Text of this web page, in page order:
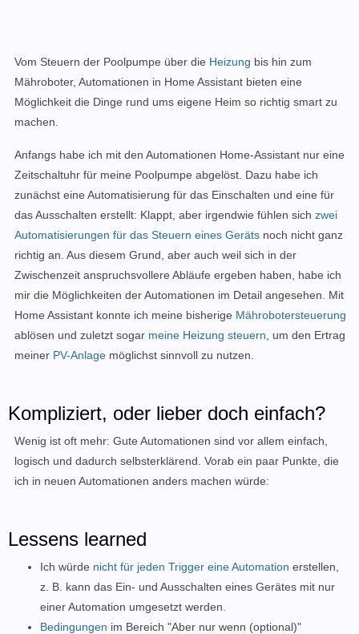
Vom Steuern der Poolpumpe über die Heizung bis hin zum
Mähroboter, Automationen in Home Assistant bieten eine
Möglichkeit die Dinge rund ums eigene Heim so richtig smart zu
machen.
Anfangs habe ich mit den Automationen Home-Assistant nur eine
Zeitschaltuhr für meine Poolpumpe abgelöst. Dazu habe ich
zunächst eine Automatisierung für das Einschalten und eine für
das Ausschalten erstellt: Klappt, aber irgendwie fühlen sich zwei
Automatisierungen für das Steuern eines Geräts noch nicht ganz
richtig an. Aus diesem Grund, aber auch weil sich in der
Zwischenzeit anspruchsvollere Abläufe ergeben haben, habe ich
mir die Möglichkeiten der Automationen im Detail angesehen. Mit
Home Assistant konnte ich meine bisherige Mährobotersteuerung
ablösen und zuletzt sogar meine Heizung steuern , um den Ertrag
meiner PV-Anlage möglichst sinnvoll zu nutzen.
Kompliziert, oder lieber doch einfach?
Wenig ist oft mehr: Gute Automationen sind vor allem einfach,
logisch und dadurch selbsterklärend. Vorab ein paar Punkte, die
ich in neuen Automationen anders machen würde:
Lessens learned
Ich würde nicht für jeden Trigger eine Automation erstellen,
z. B. kann das Ein- und Ausschalten eines Gerätes mit nur
einer Automation umgesetzt werden.
Bedingungen im Bereich "Aber nur wenn (optional)"